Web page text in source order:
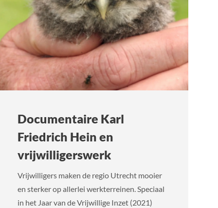
Documentaire Karl
Friedrich Hein en
vrijwilligerswerk
Vrijwilligers maken de regio Utrecht mooier
en sterker op allerlei werkterreinen. Speciaal
in het Jaar van de Vrijwillige Inzet (2021)